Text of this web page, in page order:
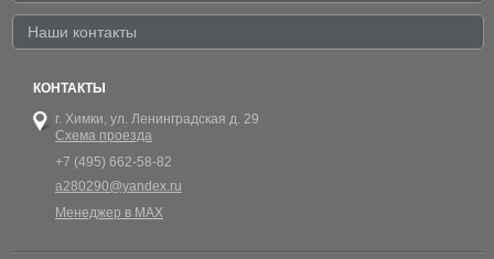
Наши контакты
КОНТАКТЫ
г. Химки, ул. Ленинградская д. 29
Схема проезда
+7 (495) 662-58-82
a280290@yandex.ru
Менеджер в MAX